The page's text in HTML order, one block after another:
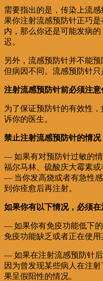
需要指出的是，传染上流
果你注射流感预防针正巧
内，那么你还是可能发病
迟。
另外，流感预防针并不能
但病因不同。流感预防针只
注射流感预防针前必须注意
为了保证预防针的有效性
诉你的医生。
禁止注射流感预防针的情况
— 如果有对预防针过敏的情
福尔马林、硫酸庆大霉素或
— 当你发高烧或者有急性
到你痊愈后再注射。
如果你有以下情况，必须
— 如果你有免疫功能低下
免疫功能缺乏或者正在使用
— 如果在注射流感预防针后
因为曾发现某些病人在注
果呈假阳性的情况。